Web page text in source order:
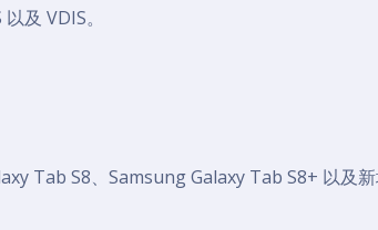
及 VDIS。
Tab S8、Samsung Galaxy Tab S8+ 以及